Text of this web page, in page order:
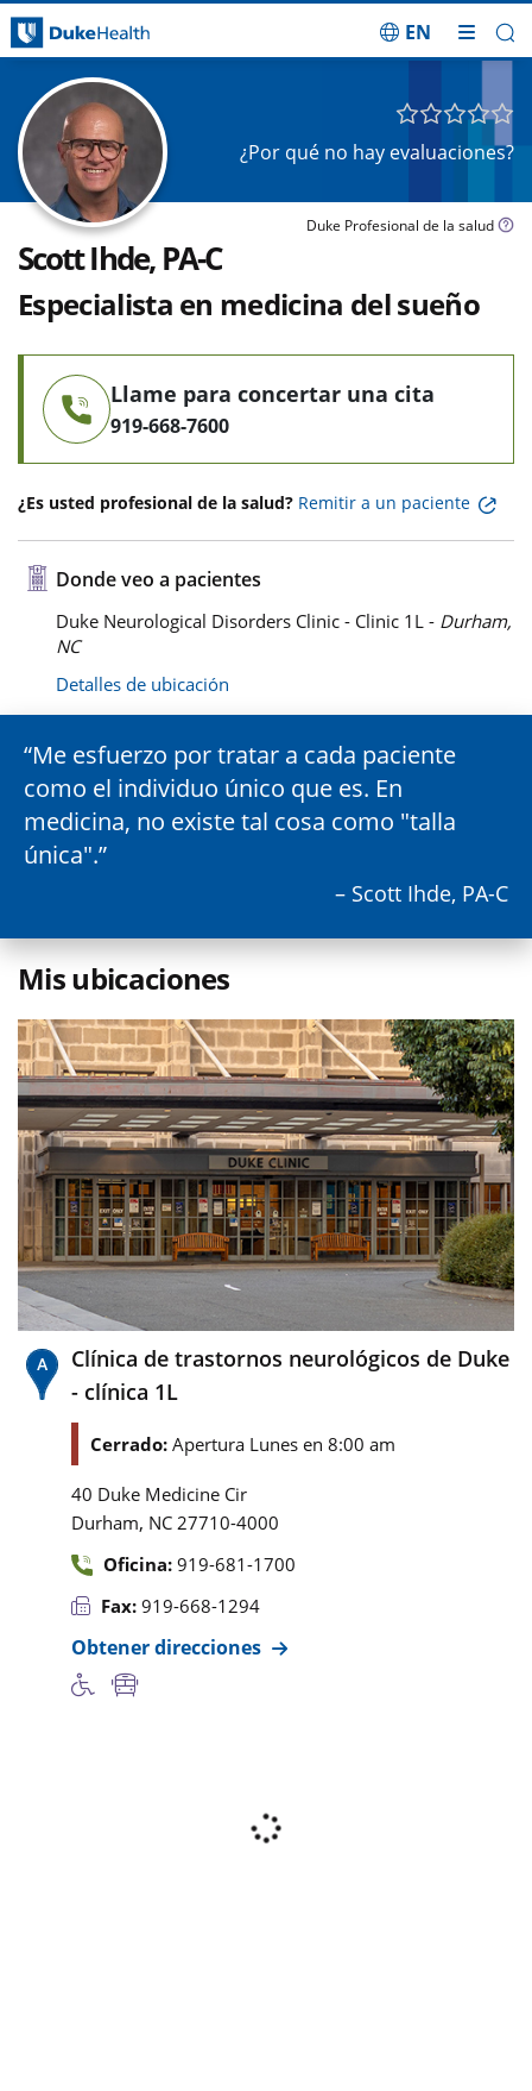
EN
¿Por qué no hay evaluaciones?
Duke Profesional de la salud
Scott Ihde, PA-C
Especialista en medicina del sueño
Llame para concertar una cita
919-668-7600
¿Es usted profesional de la salud? Remitir a un paciente
Donde veo a pacientes
Duke Neurological Disorders Clinic - Clinic 1L - Durham,
NC
Detalles de ubicación
Me esfuerzo por tratar a cada paciente
como el individuo único que es. En
medicina, no existe tal cosa como "talla
única".
– Scott Ihde, PA-C
Mis ubicaciones
Clínica de trastornos neurológicos de Duke
- clínica 1L
Cerrado: Apertura Lunes en 8:00 am
40 Duke Medicine Cir
Durham, NC 27710-4000
Oficina: 919-681-1700
Fax: 919-668-1294
Obtener direcciones